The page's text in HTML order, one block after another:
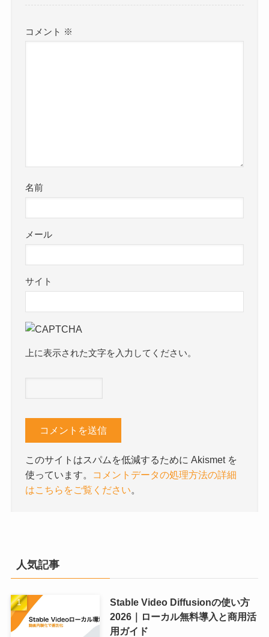
コメント ※
名前
メール
サイト
上に表示された文字を入力してください。
このサイトはスパムを低減するために Akismet を
使っています。
コメントデータの処理方法の詳細
はこちらをご覧ください。
人気記事
Stable Video Diffusionの使い方
2026｜ローカル無料導入と商用活
用ガイド